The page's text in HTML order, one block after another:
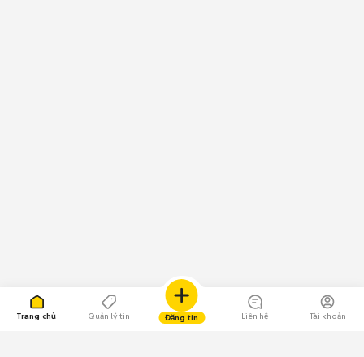
Trang chủ Quản lý tin Đăng tin Liên hệ Tài khoản